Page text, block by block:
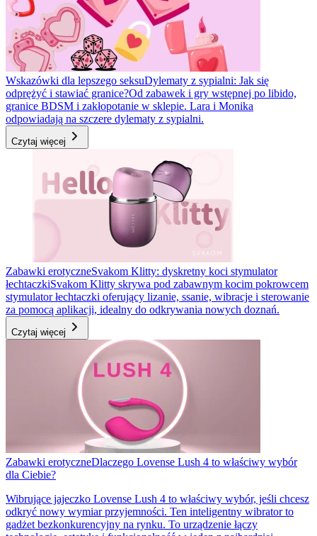
Wskazówki dla lepszego seksuDylematy z sypialni: Jak się
odprężyć i stawiać granice?Od zabawek i gry wstępnej po libido,
granice BDSM i zakłopotanie w sklepie. Lara i Monika
odpowiadają na szczere dylematy z sypialni.
Czytaj więcej
Zabawki erotyczneSvakom Klitty: dyskretny koci stymulator
łechtaczkiSvakom Klitty skrywa pod zabawnym kocim pokrowcem
stymulator łechtaczki oferujący lizanie, ssanie, wibracje i sterowanie
za pomocą aplikacji, idealny do odkrywania nowych doznań.
Czytaj więcej
Zabawki erotyczneDlaczego Lovense Lush 4 to właściwy wybór
dla Ciebie?
Wibrujące jajeczko Lovense Lush 4 to właściwy wybór, jeśli chcesz
odkryć nowy wymiar przyjemności. Ten inteligentny wibrator to
gadżet bezkonkurencyjny na rynku. To urządzenie łączy